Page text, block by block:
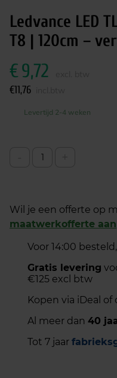
Ledvance LED
T8 | 120cm –
€9,72
€11,76
Levertijd 2-4 weken
Wil je een offerte op
maatwerkofferte aan
Voor 14:00
Gratis levering
€125 excl btw
Kopen via iDeal of
Al meer dan 40
Tot 7 jaar